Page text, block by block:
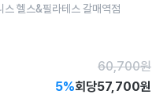
스 헬스&필라테스 갈매역점
60,700원
5%회당57,700원